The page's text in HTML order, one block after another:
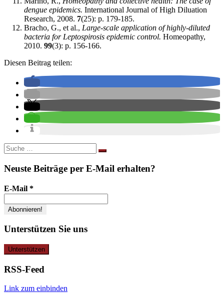
dengue epidemics. International Journal of High Diluation
Research, 2008. 7(25): p. 179-185.
Bracho, G., et al., Large-scale application of highly-diluted
bacteria for Leptospirosis epidemic control. Homeopathy,
2010. 99(3): p. 156-166.
Diesen Beitrag teilen:
Suche
nach:
Neuste Beiträge per E-Mail erhalten?
E-Mail *
Unterstützen Sie uns
RSS-Feed
Link zum einbinden